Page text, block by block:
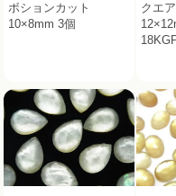
ボションカット
10×8mm 3個
クエ